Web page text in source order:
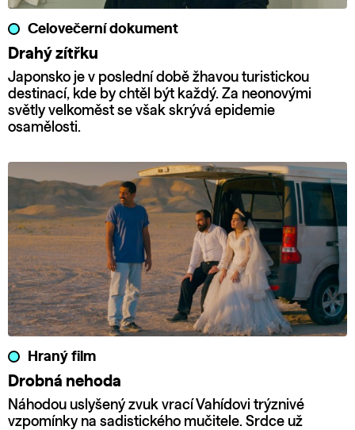
Celovečerní dokument
Drahý zítřku
Japonsko je v poslední době žhavou turistickou
destinací, kde by chtěl být každý. Za neonovými
světly velkoměst se však skrývá epidemie
osamělosti.
Hraný film
Drobná nehoda
Náhodou uslyšený zvuk vrací Vahídovi trýznivé
vzpomínky na sadistického mučitele. Srdce už